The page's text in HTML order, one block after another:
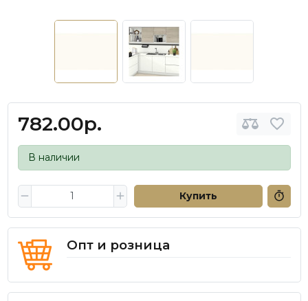
782.00р.
В наличии
Купить
Опт и розница